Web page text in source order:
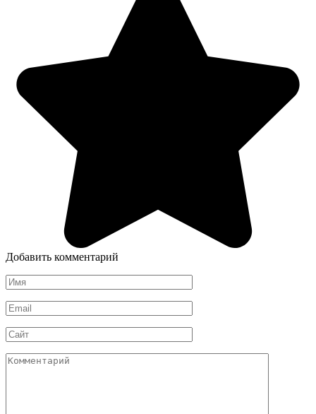
Добавить комментарий
Имя
*
Email
*
Сайт
Комментарий